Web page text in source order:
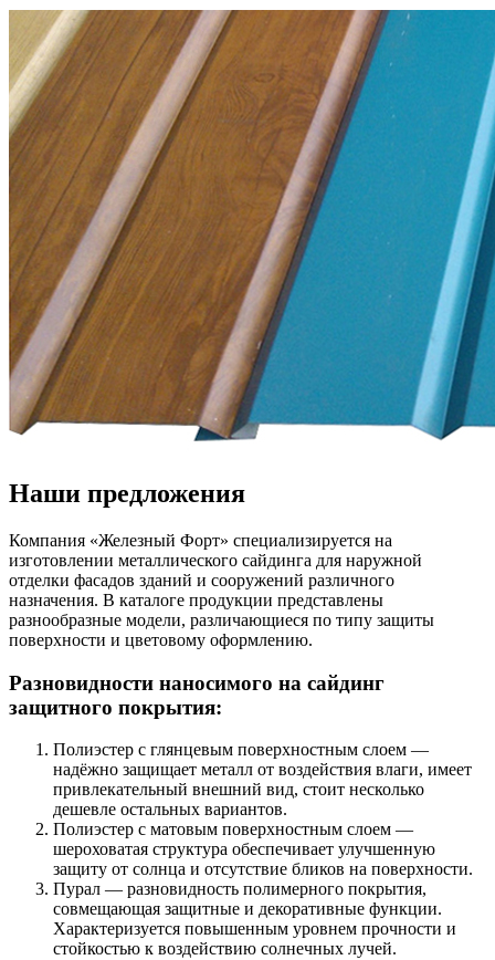
Наши предложения
Компания «Железный Форт» специализируется на
изготовлении металлического сайдинга для наружной
отделки фасадов зданий и сооружений различного
назначения. В каталоге продукции представлены
разнообразные модели, различающиеся по типу защиты
поверхности и цветовому оформлению.
Разновидности наносимого на сайдинг
защитного покрытия:
Полиэстер с глянцевым поверхностным слоем —
надёжно защищает металл от воздействия влаги, имеет
привлекательный внешний вид, стоит несколько
дешевле остальных вариантов.
Полиэстер с матовым поверхностным слоем —
шероховатая структура обеспечивает улучшенную
защиту от солнца и отсутствие бликов на поверхности.
Пурал — разновидность полимерного покрытия,
совмещающая защитные и декоративные функции.
Характеризуется повышенным уровнем прочности и
стойкостью к воздействию солнечных лучей.